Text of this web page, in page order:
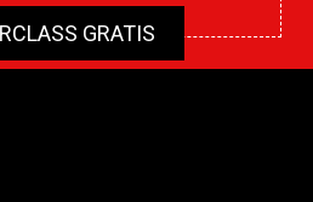
GRATIS